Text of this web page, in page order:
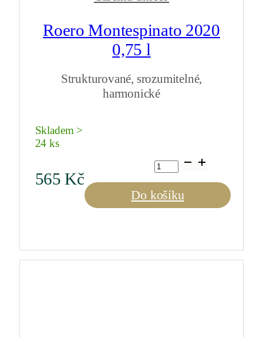
Roero Montespinato 2020
0,75 l
Strukturované, srozumitelné,
harmonické
Skladem >
24 ks
565Kč
Roero
Montespinato
2020
0,75
l
Do košíku